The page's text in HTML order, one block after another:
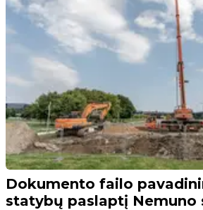
Dokumento failo
statybų paslaptį Nemuno